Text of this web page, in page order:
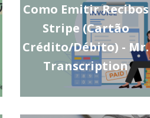
Como Emitir Recibos
Stripe (Cartão
Crédito/Débito) - Mr.
Transcription